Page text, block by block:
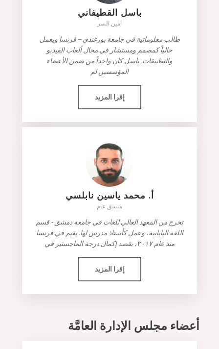
باسل القطيفاني
أمين السر
طالب معلوماتية في جامعة بورغندي – فرنسا ويعمل
حالياً كمصمم ومستشار في مجال ألعاب الفيديو
والتطبيقات. باسل كان واحداً من ضمن الأعضاء
المؤسسين لم
إقرا المزيد
أ. محمد ياسين نابلسي
منسق عام
تخرج من المعهد العالي للغات في جامعة دمشق - قسم
اللغة اليابانية، وعمل كأستاذ مدرس لها. يقيم في فرنسا
منذ عام ٢٠١٧، بقصد إكمال درجة الماجستير في
إقرا المزيد
أعضاء مجلس الإدارة العامَّة